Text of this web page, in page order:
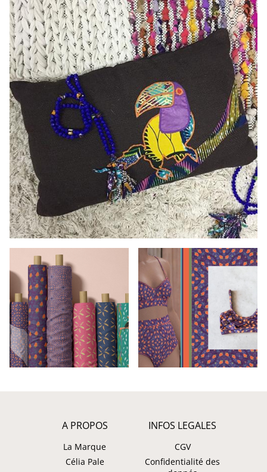
A PROPOS
La Marque
Célia Pale
INFOS LEGALES
CGV
Confidentialité des